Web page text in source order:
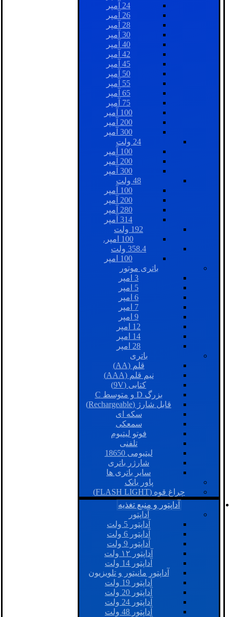
24 آمپر
26 آمپر
28 آمپر
30 آمپر
40 آمپر
42 آمپر
45 آمپر
50 آمپر
55 آمپر
65 آمپر
75 آمپر
100 آمپر
200 آمپر
300 آمپر
24 ولت
100 آمپر
200 آمپر
300 آمپر
48 ولت
100 آمپر
200 آمپر
280 آمپر
314 آمپر
192 ولت
100 امپر.
358.4 ولت
100 امپر
باتری موتور
3 امپر
5 امپر
6 امپر
7 امپر
9 امپر
12 امپر
14 امپر
28 امپر
باتری
قلم (AA)
نیم قلم (AAA)
کتابی (9V)
بزرگ D و متوسط C
قابل شارژ (Rechargeable)
سکه ای
سمعکی
فوتو لیتیوم
تلفنی
لیتیومی 18650
شارژر باتری
سایر باتری ها
پاور بانک
چراغ قوه (FLASH LIGHT)
آداپتور و منبع تغذیه
آداپتور
آداپتور 5 ولت
آداپتور 6 ولت
آداپتور 9 ولت
آداپتور ۱۲ ولت
آداپتور 14 ولت
آداپتور مانیتور و تلویزیون
آداپتور 19 ولت
آداپتور 20 ولت
آداپتور 24 ولت
آداپتور 48 ولت